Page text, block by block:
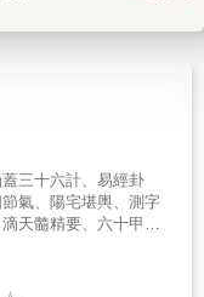
三十六計、易經卦
氣、陽宅堪輿、測字
天髓精要、六十甲子
方式呈現。圖像，是
理解，願本書能達到